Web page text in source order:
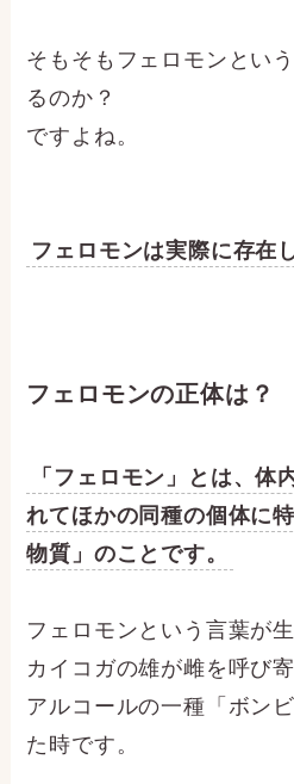
そもそもフェロモンとい
るのか？
ですよね。
フェロモンは実際に存在
フェロモンの正体は？
「フェロモン」とは、体
れてほかの同種の個体に
物質」のことです。
フェロモンという言葉が
カイコガの雄が雌を呼び
アルコールの一種「ボン
た時です。